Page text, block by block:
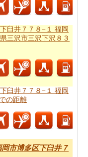
区下臼井７７８−１
沖縄県国頭郡伊江
ランが欲しいです
812-0003 福岡県福
(FUK)から日本、〒
前３８ 伊江島空港ま
で飛びてかかる時
から日本、〒905-
８ 伊江島空港までの
臼井７７８−１ 福岡
三沢市三沢下沢８３
臼井７７８−１ 福岡
の距離
市博多区下臼井７